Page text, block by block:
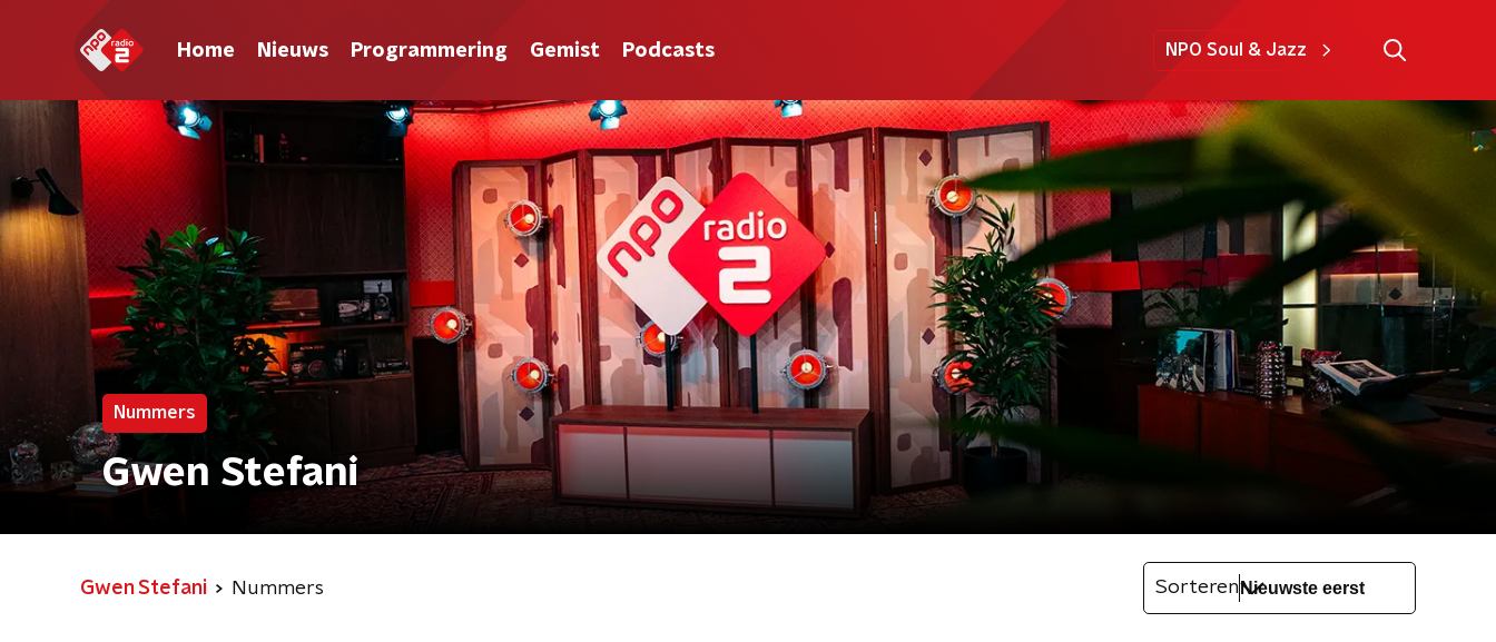
Home Nieuws Programmering Gemist Podcasts NPO Soul & Jazz
Nummers
Gwen Stefani
Gwen Stefani Nummers Sorteren